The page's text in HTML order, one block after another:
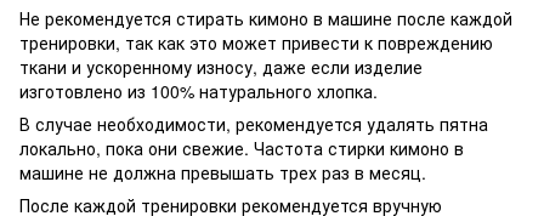
Не рекомендуется стирать кимоно в машине после каждой
тренировки, так как это может привести к повреждению
ткани и ускоренному износу, даже если изделие
изготовлено из 100% натурального хлопка.
В случае необходимости, рекомендуется удалять пятна
локально, пока они свежие. Частота стирки кимоно в
машине не должна превышать трех раз в месяц.
После каждой тренировки рекомендуется вручную